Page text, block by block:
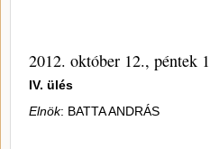
2012. október 12., péntek
IV. ülés
Elnök: BATTA ANDRÁS